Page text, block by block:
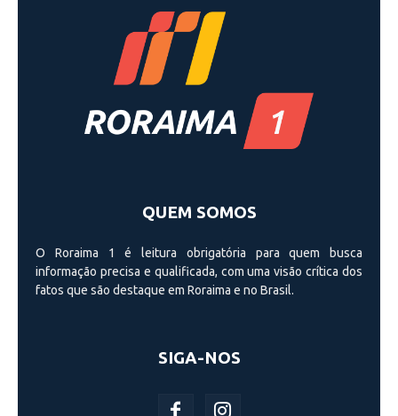
QUEM SOMOS
O Roraima 1 é leitura obrigatória para quem busca
informação precisa e qualificada, com uma visão crí­tica dos
fatos que são destaque em Roraima e no Brasil.
SIGA-NOS